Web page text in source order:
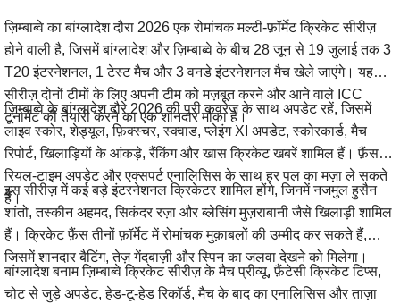
ज़िम्बाब्वे का बांग्लादेश दौरा 2026 एक रोमांचक मल्टी-फ़ॉर्मेट क्रिकेट सीरीज़
होने वाली है, जिसमें बांग्लादेश और ज़िम्बाब्वे के बीच 28 जून से 19 जुलाई तक 3
T20 इंटरनेशनल, 1 टेस्ट मैच और 3 वनडे इंटरनेशनल मैच खेले जाएंगे। यह
सीरीज़ दोनों टीमों के लिए अपनी टीम को मज़बूत करने और आने वाले ICC
टूर्नामेंट की तैयारी करने का एक शानदार मौका है।
ज़िम्बाब्वे के बांग्लादेश दौरे 2026 की पूरी कवरेज के साथ अपडेट रहें, जिसमें
लाइव स्कोर, शेड्यूल, फ़िक्स्चर, स्क्वाड, प्लेइंग XI अपडेट, स्कोरकार्ड, मैच
रिपोर्ट, खिलाड़ियों के आंकड़े, रैंकिंग और खास क्रिकेट खबरें शामिल हैं। फ़ैंस
रियल-टाइम अपडेट और एक्सपर्ट एनालिसिस के साथ हर पल का मज़ा ले सकते
हैं।
इस सीरीज़ में कई बड़े इंटरनेशनल क्रिकेटर शामिल होंगे, जिनमें नजमुल हुसैन
शांतो, तस्कीन अहमद, सिकंदर रज़ा और ब्लेसिंग मुज़राबानी जैसे खिलाड़ी शामिल
हैं। क्रिकेट फ़ैंस तीनों फ़ॉर्मेट में रोमांचक मुक़ाबलों की उम्मीद कर सकते हैं,
जिसमें शानदार बैटिंग, तेज़ गेंदबाज़ी और स्पिन का जलवा देखने को मिलेगा।
बांग्लादेश बनाम ज़िम्बाब्वे क्रिकेट सीरीज़ के मैच प्रीव्यू, फ़ैंटेसी क्रिकेट टिप्स,
चोट से जुड़े अपडेट, हेड-टू-हेड रिकॉर्ड, मैच के बाद का एनालिसिस और ताज़ा